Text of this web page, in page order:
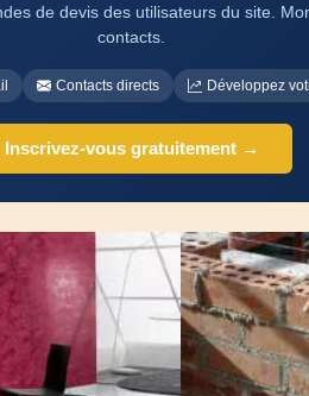
de devis des utilisateurs du site.
contacts.
Contacts directs Développez
Inscrivez-vous gratuitement →